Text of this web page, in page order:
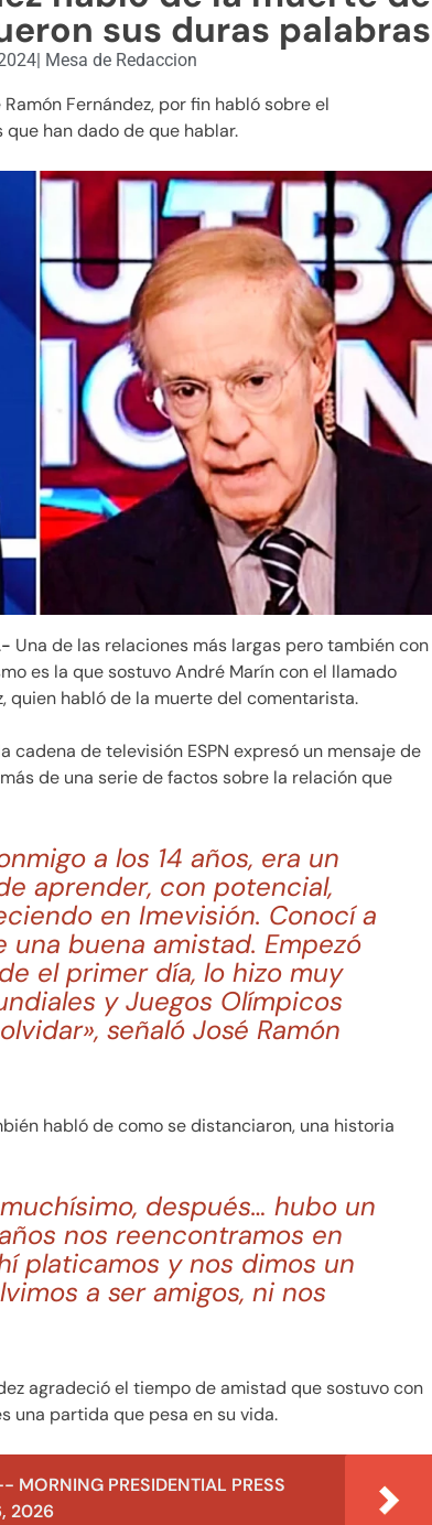
sus duras palabras
| Mesa de Redaccion
Fernández, por fin habló sobre el
han dado de que hablar.
Una de las relaciones más largas pero también con
es la que sostuvo André Marín con el llamado
quien habló de la muerte del comentarista.
de televisión ESPN expresó un mensaje de
de una serie de factos sobre la relación que
a los 14 años, era un
aprender, con potencial,
en Imevisión. Conocí a
buena amistad. Empezó
el primer día, lo hizo muy
y Juegos Olímpicos
señaló José Ramón
habló de como se distanciaron, una historia
después… hubo un
nos reencontramos en
platicamos y nos dimos un
a ser amigos, ni nos
agradeció el tiempo de amistad que sostuvo con
una partida que pesa en su vida.
MORNING PRESIDENTIAL PRESS
2026